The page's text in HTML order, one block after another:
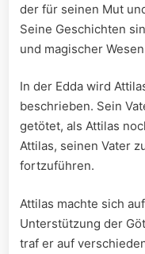
der für seinen‌ Mut
⁤Seine⁤ Geschichten⁣
⁤und magischer
In der Edda ⁢wird
beschrieben.‍ Sein
getötet, als Attilas⁤
Attilas, seinen Vater
fortzuführen.
Attilas machte sich
Unterstützung ⁢der
traf er auf